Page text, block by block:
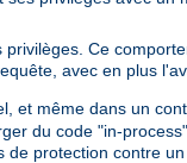
Ce
avec en plus
et même dans un
du code "in-
de protection contre